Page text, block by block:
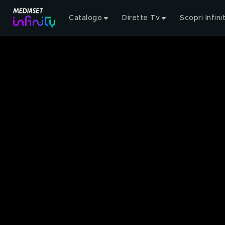
Catalogo Dirette Tv Scopri